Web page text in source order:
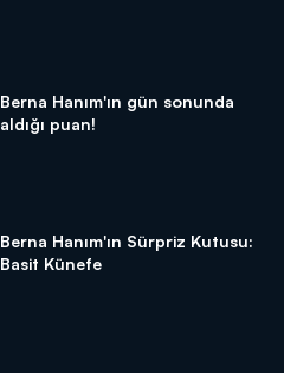
Berna Hanım'ın gün sonunda
aldığı puan!
Berna Hanım'ın Sürpriz Kutusu:
Basit Künefe